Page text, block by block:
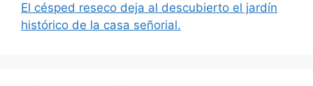
El césped reseco deja al descubierto el jardín
histórico de la casa señorial.